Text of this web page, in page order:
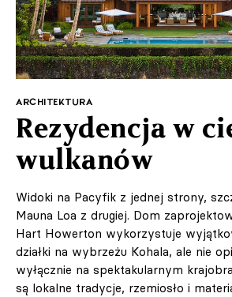
ARCHITEKTURA
Rezydencja w
wulkanów
Widoki na Pacyfik z jednej strony,
Mauna Loa z drugiej. Dom
Hart Howerton wykorzystuje
działki na wybrzeżu Kohala, ale nie
wyłącznie na spektakularnym
są lokalne tradycje, rzemiosło i